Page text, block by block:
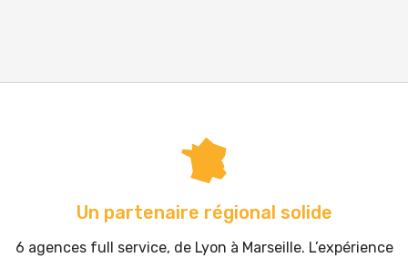
Un partenaire régional solide
6 agences full service, de Lyon à Marseille. L’expérience